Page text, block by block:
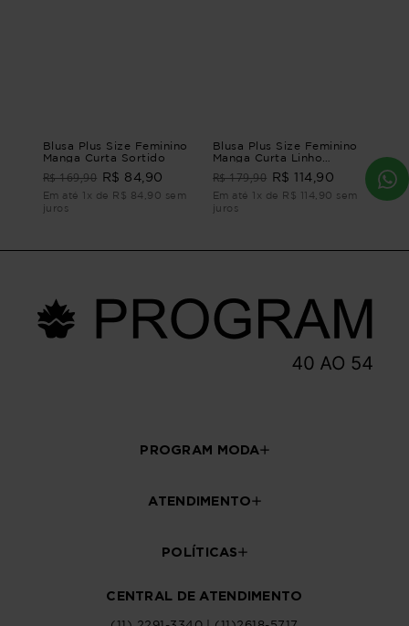
Blusa Plus Size Feminino
Manga Curta Sortido
R$ 169,90 R$ 84,90
Em até 1x de R$ 84,90 sem
juros
Blusa Plus Size Feminino
Manga Curta Linho
R$ 179,90 R$ 114,90
Em até 1x de R$ 114,90 sem
juros